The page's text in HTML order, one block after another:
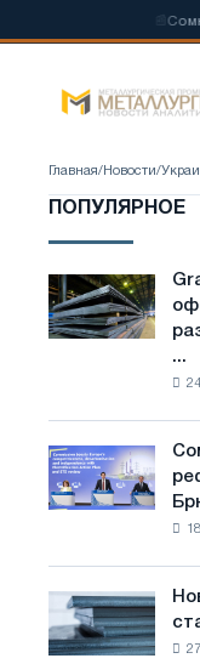
Главная/ Новости/
ПОПУЛЯРНОЕ
GravitHy
оформляет
разрешения
строительство
производству
основе
водорода
Франции
...
Сомнительная
реформа
ETS
отраслевые
ограничения
Новые
квоты
на